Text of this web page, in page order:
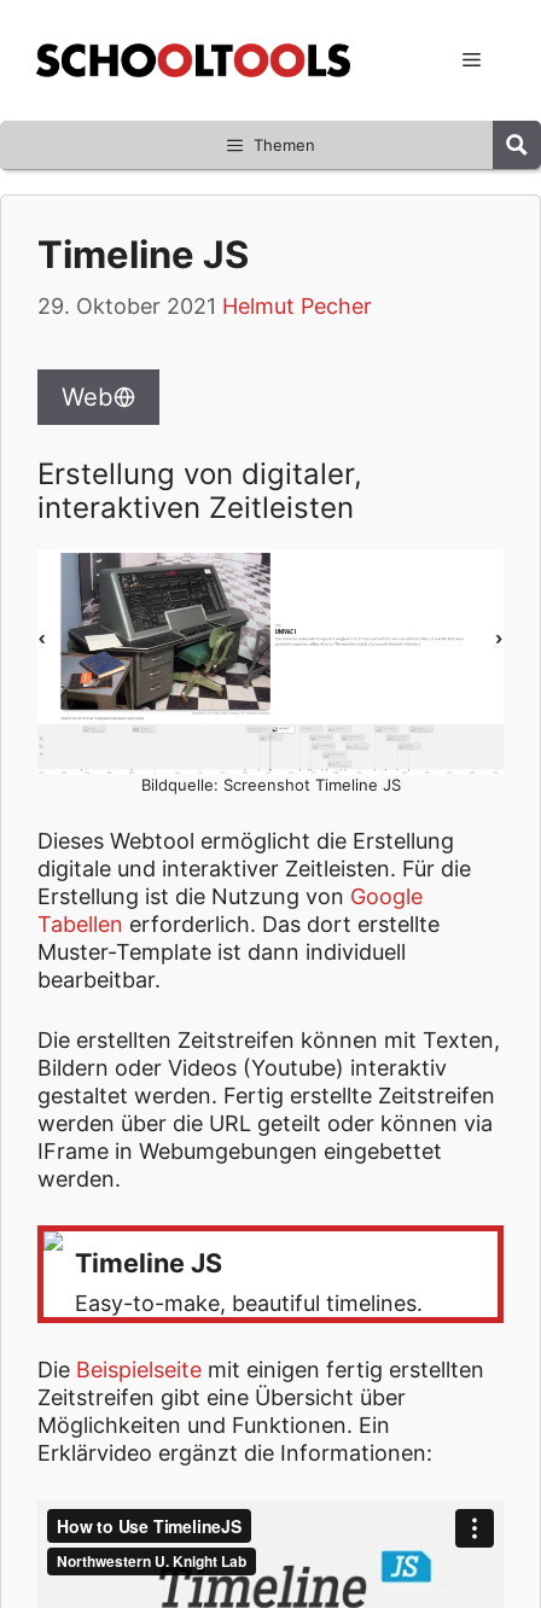
Inhalt
springen
Menü
Themen
Timeline JS
29. Oktober 2021 Helmut Pecher
Web
Erstellung von digitaler,
interaktiven Zeitleisten
Bildquelle: Screenshot Timeline JS
Dieses Webtool ermöglicht die Erstellung
digitale und interaktiver Zeitleisten. Für die
Erstellung ist die Nutzung von Google
Tabellen erforderlich. Das dort erstellte
Muster-Template ist dann individuell
bearbeitbar.
Die erstellten Zeitstreifen können mit Texten,
Bildern oder Videos (Youtube) interaktiv
gestaltet werden. Fertig erstellte Zeitstreifen
werden über die URL geteilt oder können via
IFrame in Webumgebungen eingebettet
werden.
Timeline JS
Easy-to-make, beautiful timelines.
Die Beispielseite mit einigen fertig erstellten
Zeitstreifen gibt eine Übersicht über
Möglichkeiten und Funktionen. Ein
Erklärvideo ergänzt die Informationen: